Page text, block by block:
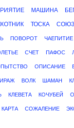
МАШИНА
ТОСКА СОЮЗ
ПОВОРОТ ЧАЕПИТИЕ
СЧЕТ ПАФОС
ОПИСАНИЕ
ВОЛК ШАМАН
КЛЕВЕТА КОЧУБЕЙ
КАРТА СОЖАЛЕНИЕ